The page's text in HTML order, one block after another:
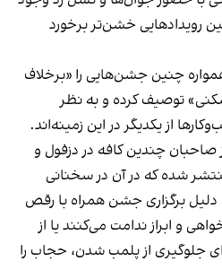
رویدادهایی خشن‌تر برخورد
چنین جشن‌هایی را «برخلاف
توصیف کرده و به نظر
از یکدیگر در این زمینه‌اند.
صاحبان چندین کافه در دزفول و
شده که در آن در سخنانی
دلیل برگزاری جشن همراه با رقص
و ابراز ندامت می‌کنند یا از
جلوگیری از پلمب شدن، حجاب را